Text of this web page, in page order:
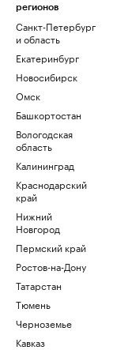
регионов
Санкт-Петербург
и область
Екатеринбург
Новосибирск
Омск
Башкортостан
Вологодская
область
Калининград
Краснодарский
край
Нижний
Новгород
Пермский край
Ростов-на-Дону
Татарстан
Тюмень
Черноземье
Кавказ